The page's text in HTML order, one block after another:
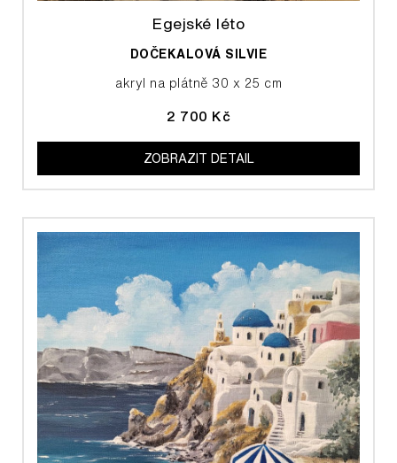
Egejské léto
DOČEKALOVÁ SILVIE
akryl na plátně 30 x 25 cm
2 700 Kč
ZOBRAZIT DETAIL